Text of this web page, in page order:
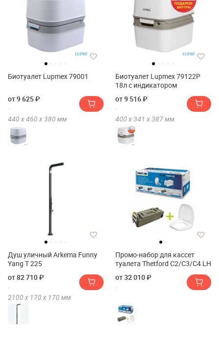
Биотуалет Lupmex 79001
от 9 625 ₽
440 х460 х380 мм
Биотуалет Lupmex 79122P
18л с индикатором
от 9 516 ₽
400 х341 х387мм
Душ уличный Arkema Funny
Yang T 225
от 82 710 ₽
2100 х 170 х 170 мм
Промо-набор для кассет
туалета Thetford C2/C3/C4 LH
от 32 010 ₽